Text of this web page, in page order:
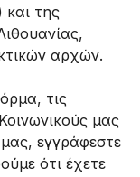
και της
αρχών.
τις
μας
εγγράφεστε
ότι έχετε